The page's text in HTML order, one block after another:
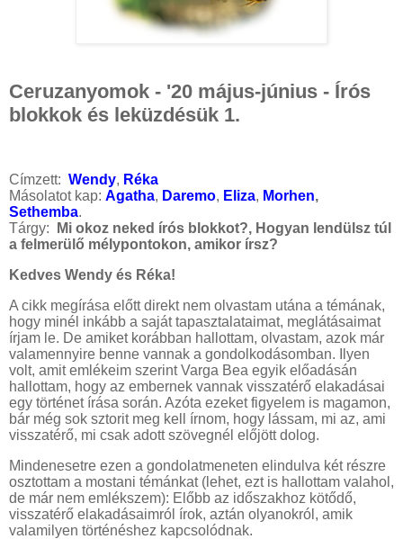
Ceruzanyomok - '20 május-június - Írós
blokkok és leküzdésük 1.
Címzett: Wendy, Réka
Másolatot kap: Agatha, Daremo, Eliza, Morhen,
Sethemba.
Tárgy:
Mi okoz neked írós blokkot?, Hogyan lendülsz túl
a felmerülő mélypontokon, amikor írsz?
Kedves Wendy és Réka!
A cikk megírása előtt direkt nem olvastam utána a témának,
hogy minél inkább a saját tapasztalataimat, meglátásaimat
írjam le. De amiket korábban hallottam, olvastam, azok már
valamennyire benne vannak a gondolkodásomban. Ilyen
volt, amit emlékeim szerint Varga Bea egyik előadásán
hallottam, hogy az embernek vannak visszatérő elakadásai
egy történet írása során. Azóta ezeket figyelem is magamon,
bár még sok sztorit meg kell írnom, hogy lássam, mi az, ami
visszatérő, mi csak adott szövegnél előjött dolog.
Mindenesetre ezen a gondolatmeneten elindulva két részre
osztottam a mostani témánkat (lehet, ezt is hallottam valahol,
de már nem emlékszem): Előbb az időszakhoz kötődő,
visszatérő elakadásaimról írok, aztán olyanokról, amik
valamilyen történéshez kapcsolódnak.